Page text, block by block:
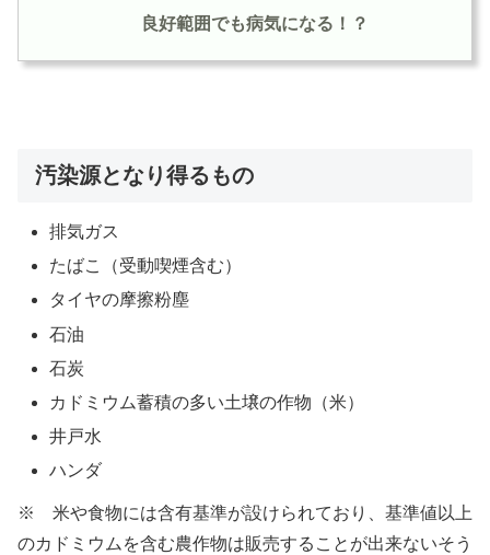
良好範囲でも病気になる！？
汚染源となり得るもの
排気ガス
たばこ（受動喫煙含む）
タイヤの摩擦粉塵
石油
石炭
カドミウム蓄積の多い土壌の作物（米）
井戸水
ハンダ
※ 米や食物には含有基準が設けられており、基準値以上
のカドミウムを含む農作物は販売することが出来ないそう